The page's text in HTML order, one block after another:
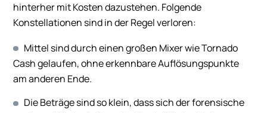
hinterher mit Kosten dazustehen. Folgende
Konstellationen sind in der Regel verloren:
Mittel sind durch einen großen Mixer wie Tornado
Cash gelaufen, ohne erkennbare Auflösungspunkte
am anderen Ende.
Die Beträge sind so klein, dass sich der forensische